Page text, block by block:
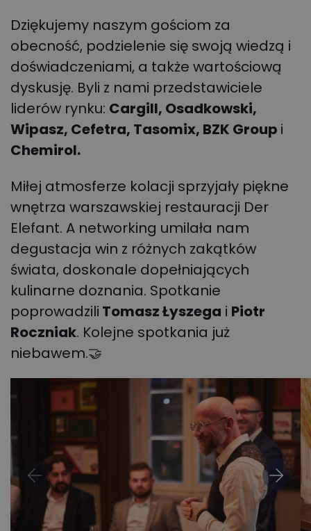
Dziękujemy naszym gościom za
obecność, podzielenie się swoją wiedzą i
doświadczeniami, a także wartościową
dyskusję. Byli z nami przedstawiciele
liderów rynku: Cargill, Osadkowski,
Wipasz, Cefetra, Tasomix, BZK Group i
Chemirol.
Miłej atmosferze kolacji sprzyjały piękne
wnętrza warszawskiej restauracji Der
Elefant. A networking umilała nam
degustacja win z różnych zakątków
świata, doskonale dopełniających
kulinarne doznania. Spotkanie
poprowadzili Tomasz Łyszega i Piotr
Roczniak. Kolejne spotkania już
niebawem.🤝